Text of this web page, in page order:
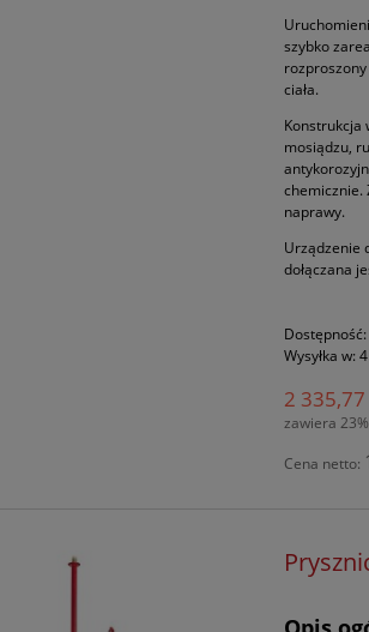
szybko
ciała.
Konstrukcja
mosiądzu,
chemicznie.
naprawy.
Urządzenie
dołączana
Dostępność:
Wysyłka w:
2 335,77
zawiera
Cena netto: